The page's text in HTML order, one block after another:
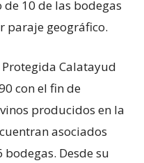
de 10 de las bodegas
paraje geográfico.
Calatayud
con el fin de
producidos en la
asociados
Desde su